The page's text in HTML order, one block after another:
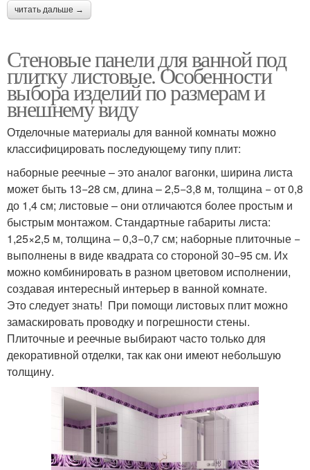
читать дальше →
Стеновые панели для ванной под
плитку листовые. Особенности
выбора изделий по размерам и
внешнему виду
Отделочные материалы для ванной комнаты можно
классифицировать последующему типу плит:
наборные реечные – это аналог вагонки, ширина листа
может быть 13−28 см, длина – 2,5−3,8 м, толщина − от 0,8
до 1,4 см; листовые – они отличаются более простым и
быстрым монтажом. Стандартные габариты листа:
1,25×2,5 м, толщина – 0,3−0,7 см; наборные плиточные −
выполнены в виде квадрата со стороной 30−95 см. Их
можно комбинировать в разном цветовом исполнении,
создавая интересный интерьер в ванной комнате.
Это следует знать! При помощи листовых плит можно
замаскировать проводку и погрешности стены.
Плиточные и реечные выбирают часто только для
декоративной отделки, так как они имеют небольшую
толщину.